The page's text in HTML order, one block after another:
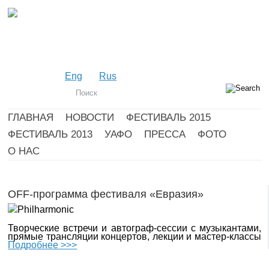
Eng Rus
ГЛАВНАЯ НОВОСТИ
ФЕСТИВАЛЬ 2015
ФЕСТИВАЛЬ 2013
УАФО ПРЕССА
ФОТО
О НАС
OFF-программа фестиваля «Евразия»
Творческие встречи и автограф-сессии с музыкантами,
прямые трансляции концертов, лекции и мастер-классы
Подробнее >>>